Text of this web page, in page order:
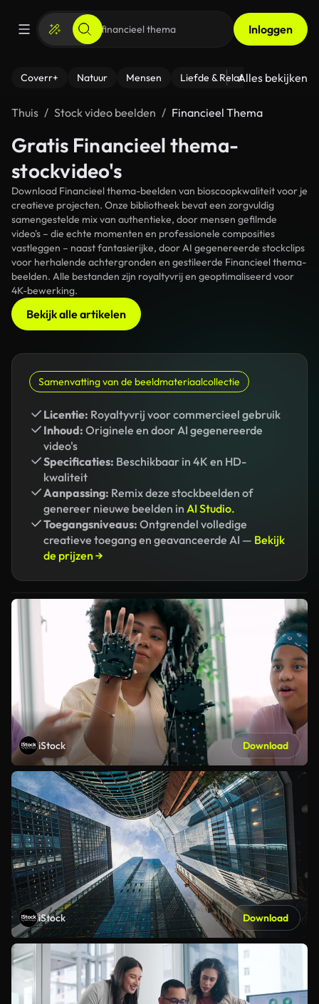
Inloggen
Coverr+ Natuur Mensen Liefde & Relaties - Fitness
Alles bekijken
Thuis Stock video beelden Financieel Thema
Gratis Financieel thema-
stockvideo's
Download Financieel thema-beelden van bioscoopkwaliteit voor je
creatieve projecten. Onze bibliotheek bevat een zorgvuldig
samengestelde mix van authentieke, door mensen gefilmde
video's – die echte momenten en professionele composities
vastleggen – naast fantasierijke, door AI gegenereerde stockclips
voor herhalende achtergronden en gestileerde Financieel thema-
beelden. Alle bestanden zijn royaltyvrij en geoptimaliseerd voor
4K-bewerking.
Bekijk alle artikelen
Samenvatting van de beeldmateriaalcollectie
Licentie: Royaltyvrij voor commercieel gebruik
Inhoud: Originele en door AI gegenereerde
video's
Specificaties: Beschikbaar in 4K en HD-
kwaliteit
Aanpassing: Remix deze stockbeelden of
genereer nieuwe beelden in AI Studio.
Toegangsniveaus: Ontgrendel volledige
creatieve toegang en geavanceerde AI — Bekijk
de prijzen →
iStock Download
iStock Download